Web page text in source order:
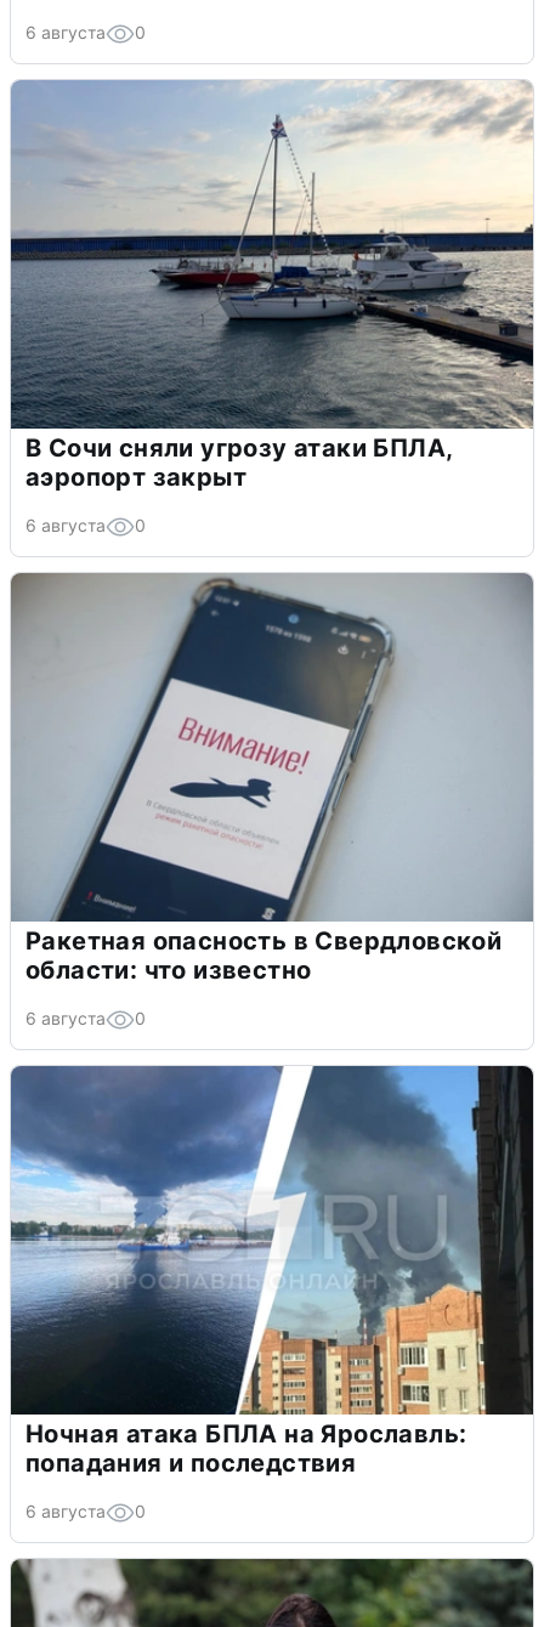
6 августа 0
В Сочи сняли угрозу атаки БПЛА,
аэропорт закрыт
6 августа 0
Ракетная опасность в Свердловской
области: что известно
6 августа 0
Ночная атака БПЛА на Ярославль:
попадания и последствия
6 августа 0